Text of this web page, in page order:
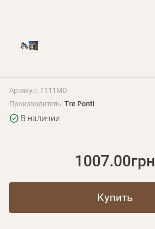
Артикул: T111MD
Производитель:Tre Ponti
В наличии
1007.00грн
Купить